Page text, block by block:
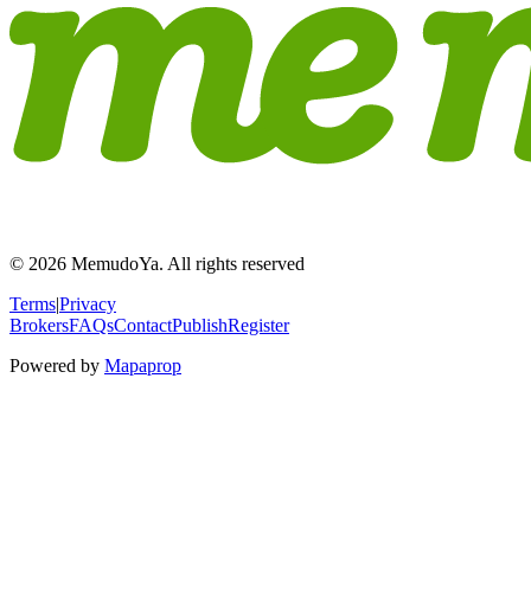
© 2026 MemudoYa. All rights reserved
Terms|Privacy
BrokersFAQsContactPublishRegister
Powered by Mapaprop